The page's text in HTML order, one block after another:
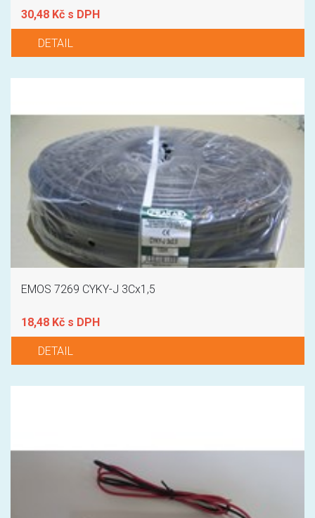
30,48 Kč s DPH
DETAIL
EMOS 7269 CYKY-J 3Cx1,5
18,48 Kč s DPH
DETAIL